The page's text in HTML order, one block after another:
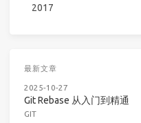
2017
最新文章
2025-10-27
Git Rebase 从入门到精通
GIT